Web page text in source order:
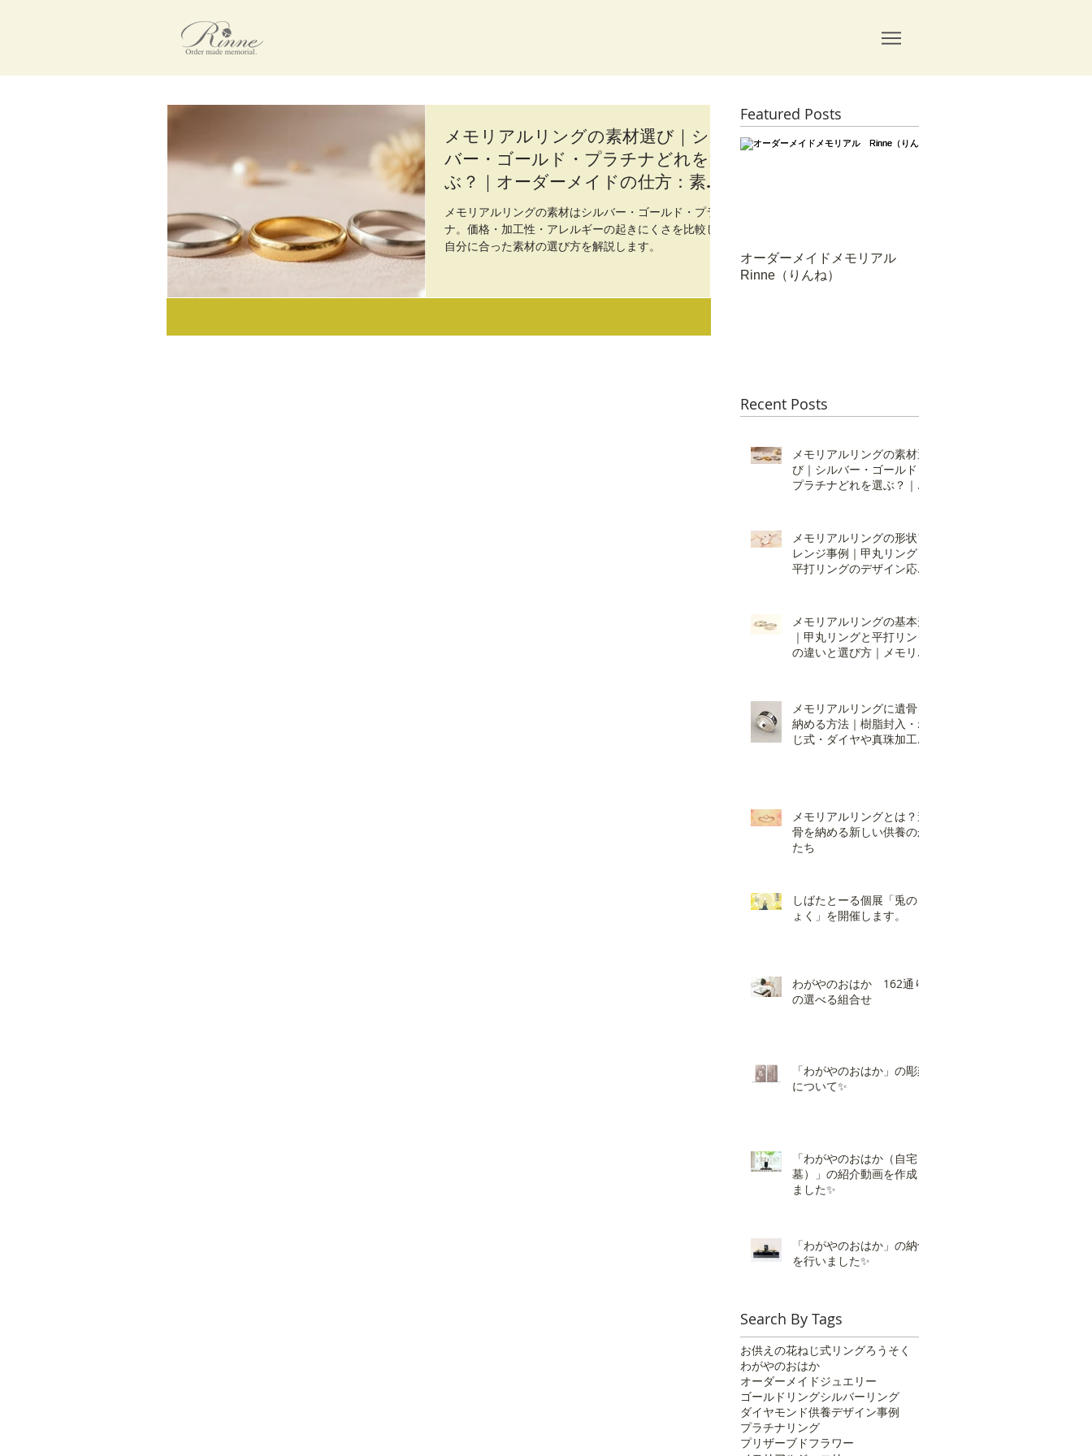
メモリアルリングの素材選び｜シル
バー・ゴールド・プラチナどれを選
ぶ？｜オーダーメイドの仕方：素材
編
メモリアルリングの素材はシルバー・ゴールド・プラチ
ナ。価格・加工性・アレルギーの起きにくさを比較し、
自分に合った素材の選び方を解説します。
Featured Posts
オーダーメイドメモリアル
Rinne（りんね）
Recent Posts
メモリアルリングの素材選
び｜シルバー・ゴールド・
プラチナどれを選ぶ？｜オ
メモリアルリングの形状ア
レンジ事例｜甲丸リング・
平打リングのデザイン応用
メモリアルリングの基本形
｜甲丸リングと平打リング
の違いと選び方｜メモリア
メモリアルリングに遺骨を
納める方法｜樹脂封入・ね
じ式・ダイヤや真珠加工の
メモリアルリングとは？遺
骨を納める新しい供養のか
たち
しばたとーる個展「兎のき
ょく」を開催します。
わがやのおはか 162通り
の選べる組合せ
「わがやのおはか」の彫刻
について✨
「わがやのおはか（自宅
墓）」の紹介動画を作成し
ました✨
「わがやのおはか」の納骨
を行いました✨️
Search By Tags
お供えの花ねじ式リングろうそく
わがやのおはか
オーダーメイドジュエリー
ゴールドリングシルバーリング
ダイヤモンド供養デザイン事例
プラチナリング
プリザーブドフラワー